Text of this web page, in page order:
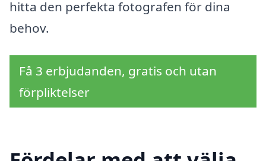
hitta den perfekta fotografen för dina
behov.
Få 3 erbjudanden, gratis och utan
förpliktelser